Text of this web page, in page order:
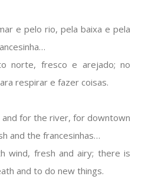
e pelo rio, pela baixa e pela
norte, fresco e arejado; no
respirar e fazer coisas.
for the river, for downtown
and the francesinhas…
wind, fresh and airy; there is
and to do new things.